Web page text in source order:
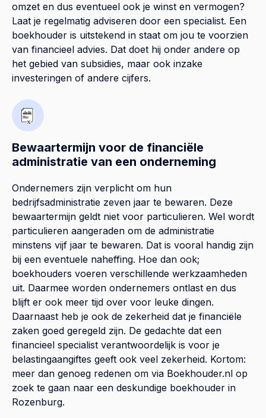
omzet en dus eventueel ook je winst en vermogen?
Laat je regelmatig adviseren door een specialist. Een
boekhouder is uitstekend in staat om jou te voorzien
van financieel advies. Dat doet hij onder andere op
het gebied van subsidies, maar ook inzake
investeringen of andere cijfers.
Bewaartermijn voor de financiële
administratie van een onderneming
Ondernemers zijn verplicht om hun
bedrijfsadministratie zeven jaar te bewaren. Deze
bewaartermijn geldt niet voor particulieren. Wel wordt
particulieren aangeraden om de administratie
minstens vijf jaar te bewaren. Dat is vooral handig zijn
bij een eventuele naheffing. Hoe dan ook;
boekhouders voeren verschillende werkzaamheden
uit. Daarmee worden ondernemers ontlast en dus
blijft er ook meer tijd over voor leuke dingen.
Daarnaast heb je ook de zekerheid dat je financiële
zaken goed geregeld zijn. De gedachte dat een
financieel specialist verantwoordelijk is voor je
belastingaangiftes geeft ook veel zekerheid. Kortom:
meer dan genoeg redenen om via Boekhouder.nl op
zoek te gaan naar een deskundige boekhouder in
Rozenburg.